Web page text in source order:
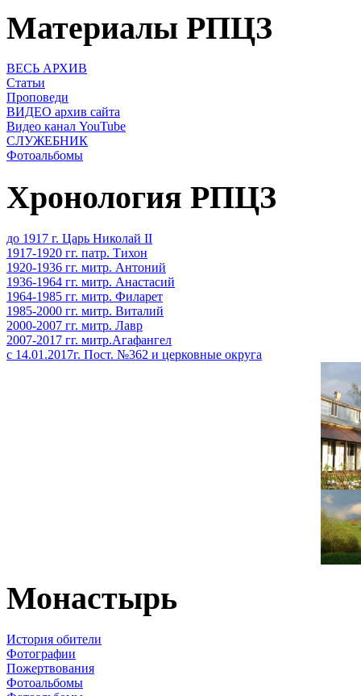
Материалы РПЦЗ
ВЕСЬ АРХИВ
Статьи
Проповеди
ВИДЕО архив сайта
Видео канал YouTube
СЛУЖЕБНИК
Фотоальбомы
Хронология РПЦЗ
до 1917 г. Царь Николай II
1917-1920 гг. патр. Тихон
1920-1936 гг. митр. Антоний
1936-1964 гг. митр. Анастасий
1964-1985 гг. митр. Филарет
1985-2000 гг. митр. Виталий
2000-2007 гг. митр. Лавр
2007-2017 гг. митр.Агафангел
с 14.01.2017г. Пост. №362 и церковные округа
Монастырь
История обители
Фотографии
Пожертвования
Фотоальбомы